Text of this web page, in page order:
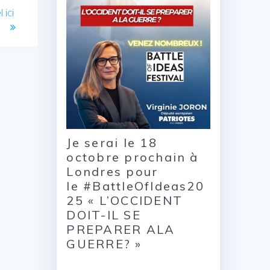
ici
Je serai le 18
octobre prochain à
Londres pour
le #BattleOfIdeas20
25 « L’OCCIDENT
DOIT-IL SE
PREPARER ALA
GUERRE? »